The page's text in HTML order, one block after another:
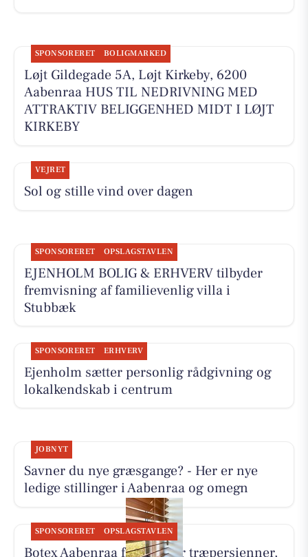
SPONSORERET BOLIGMARKED
Løjt Gildegade 5A, Løjt Kirkeby, 6200
Aabenraa HUS TIL NEDRIVNING MED
ATTRAKTIV BELIGGENHED MIDT I LØJT
KIRKEBY
VEJRET
Sol og stille vind over dagen
SPONSORERET OPSLAGSTAVLEN
EJENHOLM BOLIG & ERHVERV tilbyder
fremvisning af familievenlig villa i
Stubbæk
SPONSORERET ERHVERV
Ejenholm sætter personlig rådgivning og
lokalkendskab i centrum
JOBNYT
Savner du nye græsgange? - Her er nye
ledige stillinger i Aabenraa og omegn
SPONSORERET OPSLAGSTAVLEN
Botex Aabenraa fremhæver træpersienner,